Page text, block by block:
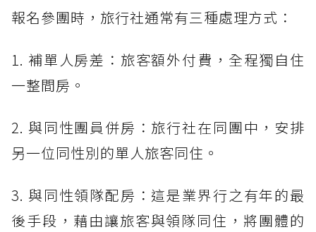
報名參團時，旅行社通常有三種處理方式：
1. 補單人房差：旅客額外付費，全程獨自住
一整間房。
2. 與同性團員併房：旅行社在同團中，安排
另一位同性別的單人旅客同住。
3. 與同性領隊配房：這是業界行之有年的最
後手段，藉由讓旅客與領隊同住，將團體的